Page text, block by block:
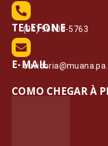
TELEFONE
(91) 99108-5763
E-MAIL
COMO CHEGAR À